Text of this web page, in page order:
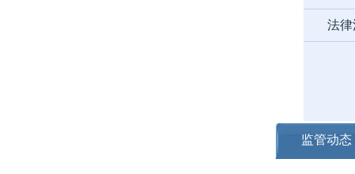
法
监管动态